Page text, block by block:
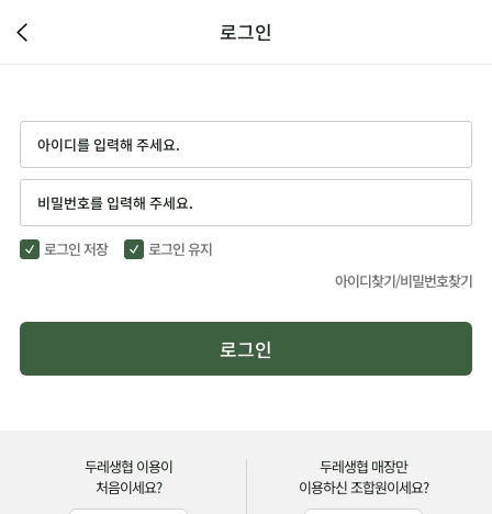
로그인
로그인 저장
로그인 유지
비밀번호찾기
아이디찾기/
로그인
두레생협 이용이
처음이세요?
두레생협 매장만
이용하신 조합원이세요?